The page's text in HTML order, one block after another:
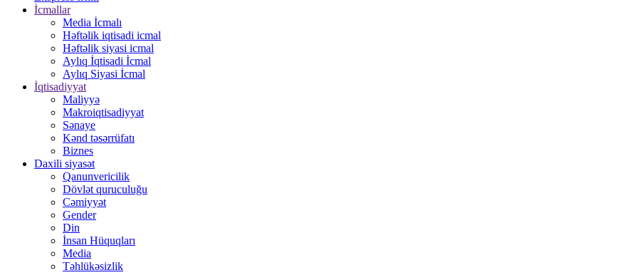
İcmallar
Media İcmalı
Həftəlik iqtisadi icmal
Həftəlik siyasi icmal
Aylıq İqtisadi İcmal
Aylıq Siyasi İcmal
İqtisadiyyat
Maliyyə
Makroiqtisadiyyat
Sənaye
Kənd təsərrüfatı
Biznes
Daxili siyasət
Qanunvericilik
Dövlət quruculuğu
Cəmiyyət
Gender
Din
İnsan Hüquqları
Media
Təhlükəsizlik